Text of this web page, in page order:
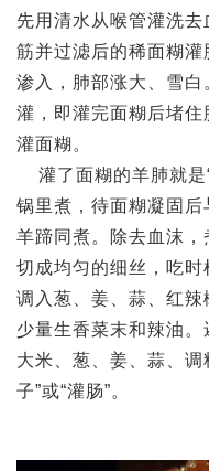
先用清水从喉管灌洗
筋并过滤后的稀面糊
渗入，肺部涨大、雪
灌，即灌完面糊后堵
灌面糊。
灌了面糊的羊肺就是
锅里煮，待面糊凝固
羊蹄同煮。除去血沫
切成均匀的细丝，吃时
调入葱、姜、蒜、红
少量生香菜末和辣油。
大米、葱、姜、蒜、调
子”或“灌肠”。